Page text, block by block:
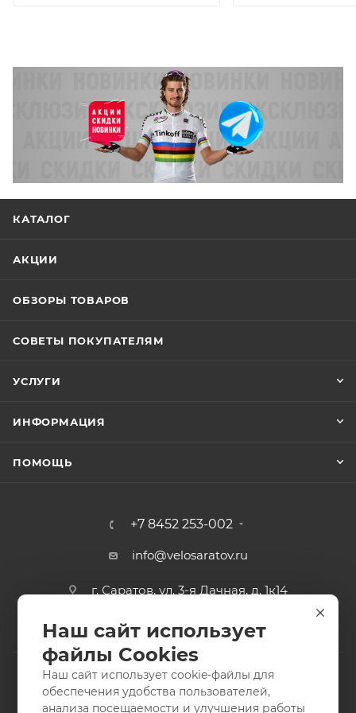
КАТАЛОГ
АКЦИИ
ОБЗОРЫ ТОВАРОВ
СОВЕТЫ ПОКУПАТЕЛЯМ
УСЛУГИ
ИНФОРМАЦИЯ
ПОМОЩЬ
+7 8452 253-002
info@velosaratov.ru
г. Саратов, ул. 3-я Дачная, д. 1к14
Наш сайт использует
файлы Cookies
Наш сайт использует cookie-файлы для
обеспечения удобства пользователей,
анализа посещаемости и улучшения работы